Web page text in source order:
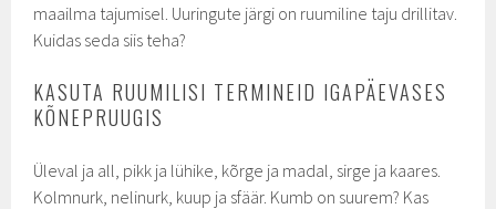
maailma tajumisel. Uuringute järgi on ruumiline taju drillitav.
Kuidas seda siis teha?
KASUTA RUUMILISI TERMINEID IGAPÄEVASES
KÕNEPRUUGIS
Üleval ja all, pikk ja lühike, kõrge ja madal, sirge ja kaares.
Kolmnurk, nelinurk, kuup ja sfäär. Kumb on suurem? Kas